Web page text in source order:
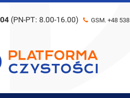
(PN-PT: 8.00-16.00) GSM. +48